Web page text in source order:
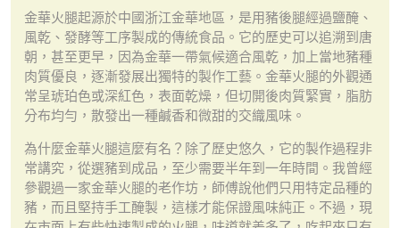
金華火腿起源於中國浙江金華地區，是用豬後腿經過鹽醃、
風乾、發酵等工序製成的傳統食品。它的歷史可以追溯到唐
朝，甚至更早，因為金華一帶氣候適合風乾，加上當地豬種
肉質優良，逐漸發展出獨特的製作工藝。金華火腿的外觀通
常呈琥珀色或深紅色，表面乾燥，但切開後肉質緊實，脂肪
分布均勻，散發出一種鹹香和微甜的交織風味。
為什麼金華火腿這麼有名？除了歷史悠久，它的製作過程非
常講究，從選豬到成品，至少需要半年到一年時間。我曾經
參觀過一家金華火腿的老作坊，師傅說他們只用特定品種的
豬，而且堅持手工醃製，這樣才能保證風味純正。不過，現